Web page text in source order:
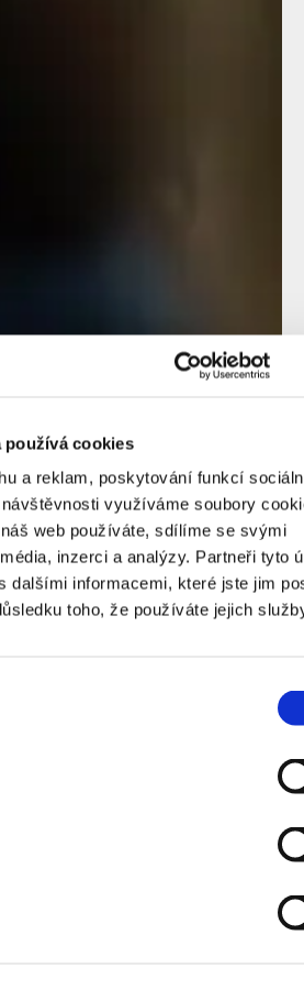
používá cookies
a reklam, poskytování funkcí
využíváme soubory
web používáte, sdílíme se svými
inzerci a analýzy. Partneři tyto
dalšími informacemi, které jste jim
toho, že používáte jejich
areál bývalého Sdružení
provede historií
projdou tři pavilony citlivou